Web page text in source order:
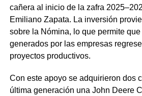
cañera al inicio de la zafra
Emiliano Zapata. La inversión
sobre la Nómina, lo que permite
generados por las empresas
proyectos productivos.
Con este apoyo se adquirieron dos
última generación una John Deere